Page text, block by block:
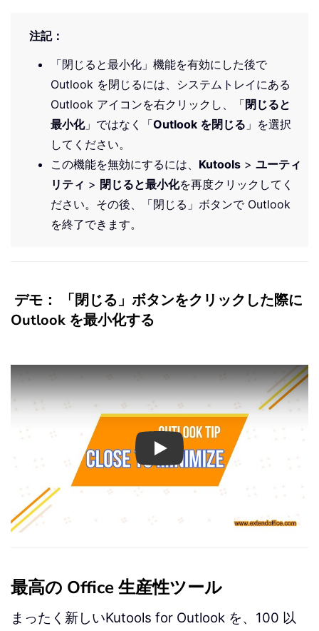
注記：
「閉じると最小化」機能を有効にした後で
Outlook を閉じるには、システムトレイにある
Outlook アイコンを右クリックし、「閉じると
最小化」ではなく「Outlook を閉じる 」を選択
してください。
この機能を無効にするには、 Kutools > ユーティ
リティ > 閉じると最小化を再度クリックしてく
ださい。その後、「閉じる」ボタンで Outlook
を終了できます。
デモ： 「閉じる」ボタンをクリックした際に
Outlook を最小化する
Play
最高の Office 生産性ツール
まったく新しいKutools for Outlook を、100 以